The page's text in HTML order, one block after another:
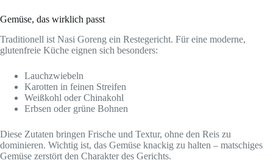
Gemüse, das wirklich passt
Traditionell ist Nasi Goreng ein Restegericht. Für eine moderne,
glutenfreie Küche eignen sich besonders:
Lauchzwiebeln
Karotten in feinen Streifen
Weißkohl oder Chinakohl
Erbsen oder grüne Bohnen
Diese Zutaten bringen Frische und Textur, ohne den Reis zu
dominieren. Wichtig ist, das Gemüse knackig zu halten – matschiges
Gemüse zerstört den Charakter des Gerichts.